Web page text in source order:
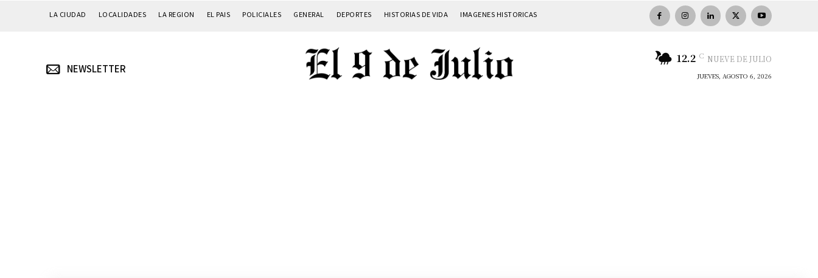
LA CIUDAD LOCALIDADES LA REGION EL PAIS POLICIALES GENERAL DEPORTES HISTORIAS DE VIDA IMAGENES HISTORICAS
NEWSLETTER
12.2 C NUEVE DE JULIO
JUEVES, AGOSTO 6, 2026